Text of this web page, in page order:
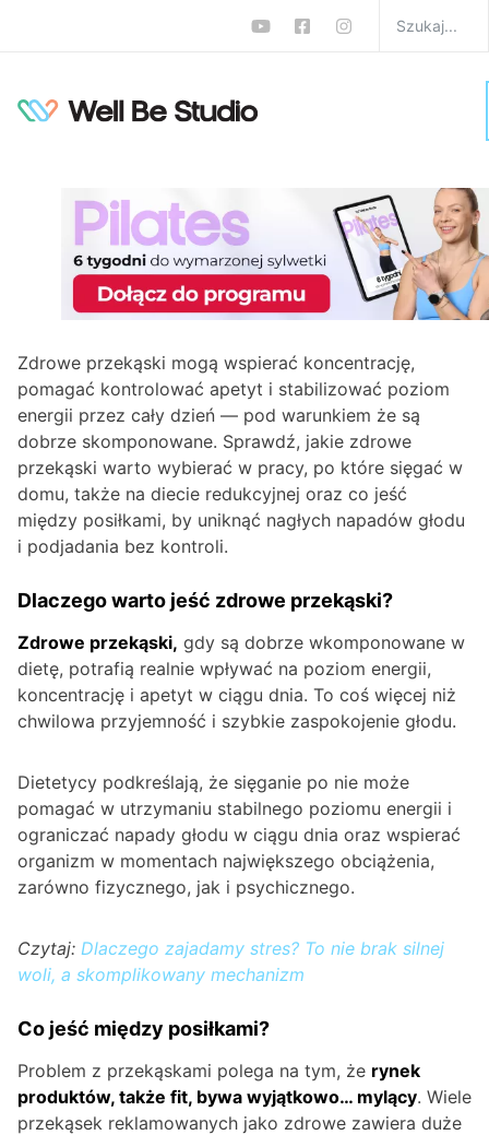
Lista zdrowych
między posiłkami, żeby
mieć energię?
Monika Zalewska-Biełło 0 komentarzy
Zdrowe przekąski mogą wspierać koncentrację,
pomagać kontrolować apetyt i stabilizować poziom
energii przez cały dzień — pod warunkiem że są
dobrze skomponowane. Sprawdź, jakie zdrowe
przekąski warto wybierać w pracy, po które sięgać w
domu, także na diecie redukcyjnej oraz co jeść
między posiłkami, by uniknąć nagłych napadów głodu
i podjadania bez kontroli.
Dlaczego warto jeść zdrowe przekąski?
Zdrowe przekąski, gdy są dobrze wkomponowane w
dietę, potrafią realnie wpływać na poziom energii,
koncentrację i apetyt w ciągu dnia. To coś więcej niż
chwilowa przyjemność i szybkie zaspokojenie głodu.
Dietetycy podkreślają, że sięganie po nie może
pomagać w utrzymaniu stabilnego poziomu energii i
ograniczać napady głodu w ciągu dnia oraz wspierać
organizm w momentach największego obciążenia,
zarówno fizycznego, jak i psychicznego.
Czytaj: Dlaczego zajadamy stres? To nie brak silnej
woli, a skomplikowany mechanizm
Co jeść między posiłkami?
Problem z przekąskami polega na tym, że rynek
produktów, także fit, bywa wyjątkowo… mylący. Wiele
przekąsek reklamowanych jako zdrowe zawiera duże